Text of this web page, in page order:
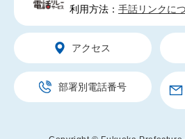
利用方法： 手話リンクに
アクセス
部署別電話番号